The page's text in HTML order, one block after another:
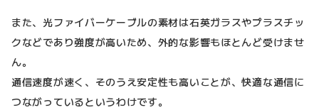
また、光ファイバーケーブルの素材は石英ガラスやプラスチッ
クなどであり強度が高いため、外的な影響もほとんど受けませ
ん。
通信速度が速く、そのうえ安定性も高いことが、快適な通信に
つながっているというわけです。